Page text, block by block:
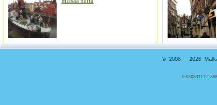
© 2008 - 2026